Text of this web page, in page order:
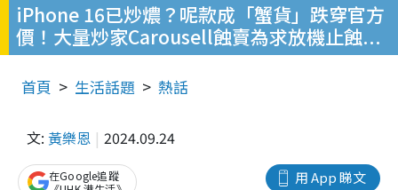
iPhone 16已炒燶？呢款成「蟹貨」跌穿官方
價！大量炒家Carousell蝕賣為求放機止蝕...
首頁 生活話題 熱話
文: 黃樂恩 2024.09.24
用 App 睇文
在Google追蹤